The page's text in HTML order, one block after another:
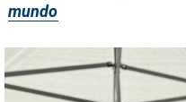
mundo